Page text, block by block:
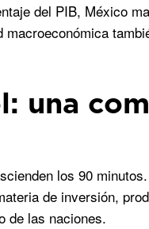
del PIB, México
una
los 90
de inversión,
de las naciones.